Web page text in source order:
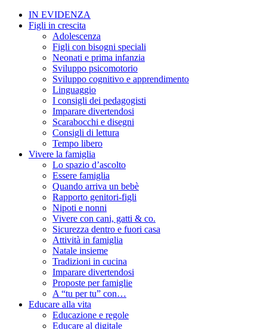
IN EVIDENZA
Figli in crescita
Adolescenza
Figli con bisogni speciali
Neonati e prima infanzia
Sviluppo psicomotorio
Sviluppo cognitivo e apprendimento
Linguaggio
I consigli dei pedagogisti
Imparare divertendosi
Scarabocchi e disegni
Consigli di lettura
Tempo libero
Vivere la famiglia
Lo spazio d’ascolto
Essere famiglia
Quando arriva un bebè
Rapporto genitori-figli
Nipoti e nonni
Vivere con cani, gatti & co.
Sicurezza dentro e fuori casa
Attività in famiglia
Natale insieme
Tradizioni in cucina
Imparare divertendosi
Proposte per famiglie
A “tu per tu” con…
Educare alla vita
Educazione e regole
Educare al digitale